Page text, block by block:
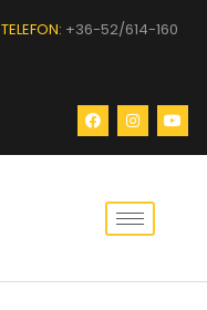
TELEFON: +36-52/614-160